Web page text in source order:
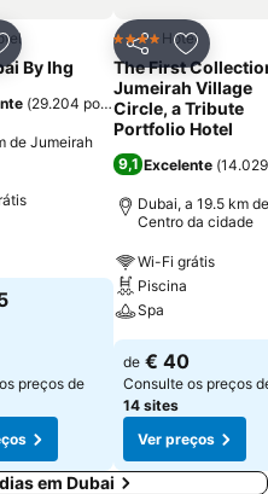
aos favoritos
By Ihg
(29.204 pontuações
de Jumeirah
preços de
Partilhar
4 EstrelasHotel
The First
Jumeirah Village
Circle, a Tribute
Portfolio Hotel
9,1 Excelente (
Dubai, a 19.5 km de
Centro da cidade
Wi-Fi grátis
Piscina
Spa
de € 40
Consulte os preços
14 sites
Ver preços
em Dubai